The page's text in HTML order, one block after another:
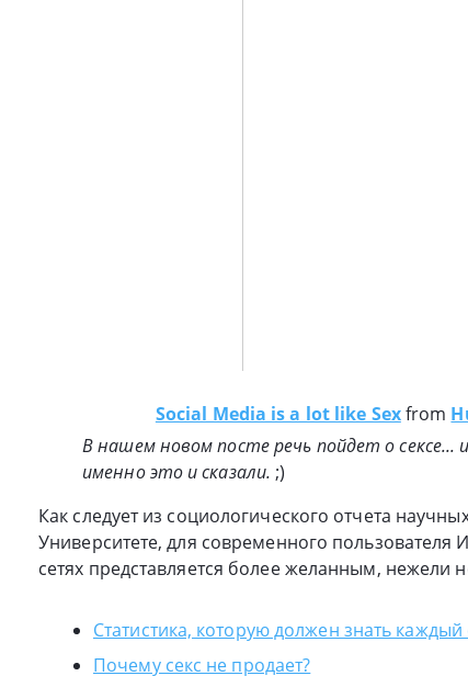
Social Media is a lot like Sexfrom
В нашем новом посте речь пойдет о
именно это и сказали. ;)
Как следует из социологического отчета
Университете, для современного
сетях представляется более желанным, нежели
Статистика, которую должен знать
Почему секс не продает?